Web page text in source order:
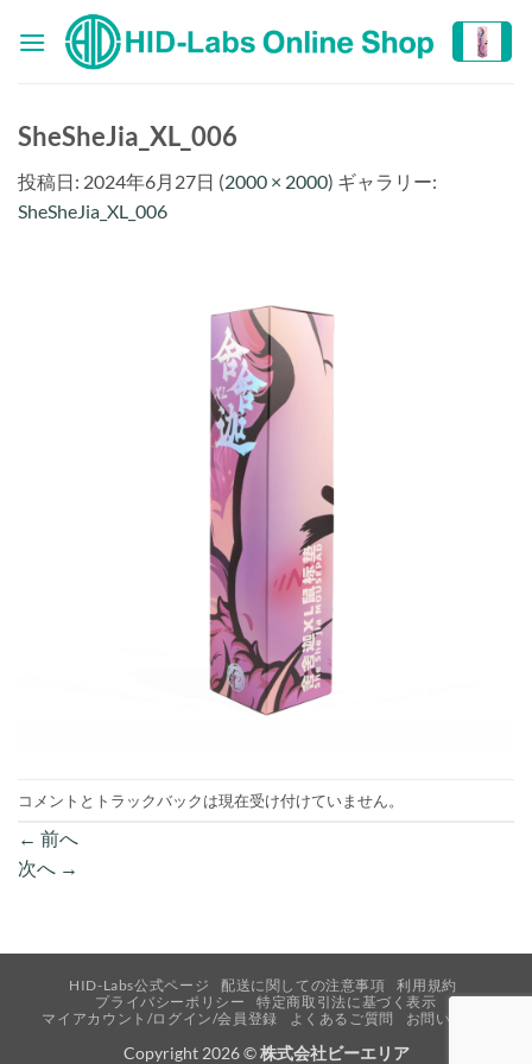
SheSheJia_XL_006
投稿日: 2024年6月27日 (2000 × 2000) ギャラリー:
SheSheJia_XL_006
コメントとトラックバックは現在受け付けていません。
← 前へ
次へ →
HID-Labs公式ページ 配送に関しての注意事項
利用規約
プライバシーポリシー
特定商取引法に基づく表示
マイアカウント/ログイン/会員登録
よくあるご質問 お問い合わせ
Copyright 2026 ©株式会社ビーエリア